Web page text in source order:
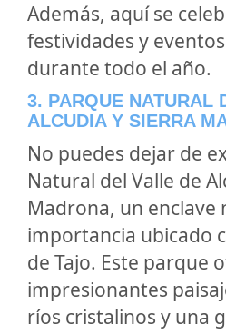
Además, aquí se
festividades y
durante todo el año.
3. PARQUE NATURAL
ALCUDIA Y SIERRA
No puedes dejar de
Natural del Valle de
Madrona, un enclave
importancia ubicado
de Tajo. Este parque
impresionantes
ríos cristalinos y una